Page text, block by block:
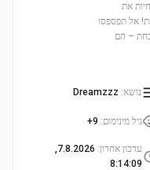
את
אל תפספסו
– הם
נושא:
Dreamzzz
גיל מינימום:
9+
עדכון אחרון:
7.8.2026,
8:14:09